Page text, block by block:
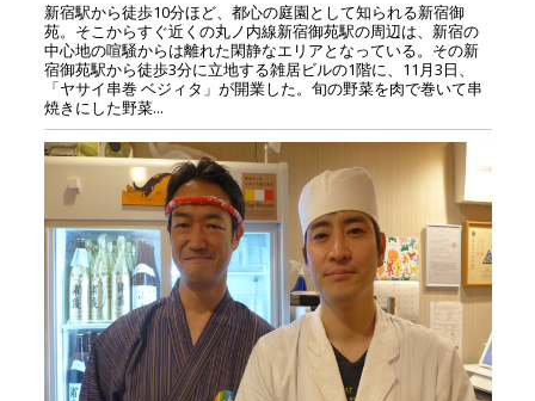
新宿駅から徒歩10分ほど、都心の庭園として知られる新宿御
苑。そこからすぐ近くの丸ノ内線新宿御苑駅の周辺は、新宿の
中心地の喧騒からは離れた閑静なエリアとなっている。その新
宿御苑駅から徒歩3分に立地する雑居ビルの1階に、11月3日、
「ヤサイ串巻 ベジィタ」が開業した。旬の野菜を肉で巻いて串
焼きにした野菜...